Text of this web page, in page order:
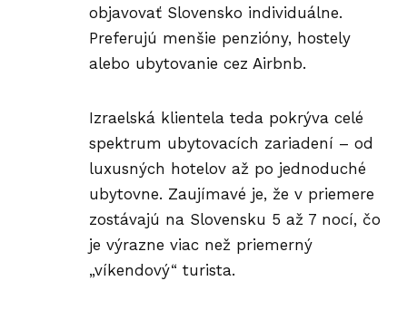
objavovať Slovensko individuálne.
Preferujú menšie penzióny, hostely
alebo ubytovanie cez Airbnb.
Izraelská klientela teda pokrýva celé
spektrum ubytovacích zariadení – od
luxusných hotelov až po jednoduché
ubytovne. Zaujímavé je, že v priemere
zostávajú na Slovensku 5 až 7 nocí, čo
je výrazne viac než priemerný
„víkendový“ turista.